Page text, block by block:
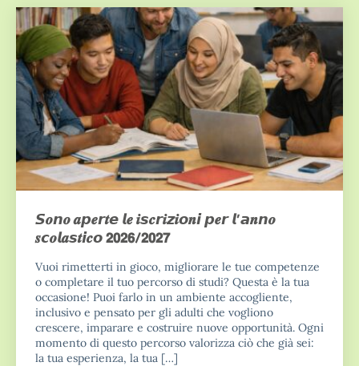
𝙎𝒐𝙣𝒐 𝒂𝙥𝒆𝙧𝒕𝙚 𝙡𝒆 𝒊𝙨𝒄𝙧𝒊𝙯𝒊𝙤𝒏𝙞 𝙥𝒆𝙧 𝙡’𝙖𝒏𝙣𝒐
𝒔𝙘𝒐𝙡𝒂𝙨𝒕𝙞𝒄𝙤 𝟮𝟬𝟮𝟲/𝟮𝟬𝟮𝟳
Vuoi rimetterti in gioco, migliorare le tue competenze
o completare il tuo percorso di studi? Questa è la tua
occasione! Puoi farlo in un ambiente accogliente,
inclusivo e pensato per gli adulti che vogliono
crescere, imparare e costruire nuove opportunità. Ogni
momento di questo percorso valorizza ciò che già sei:
la tua esperienza, la tua […]